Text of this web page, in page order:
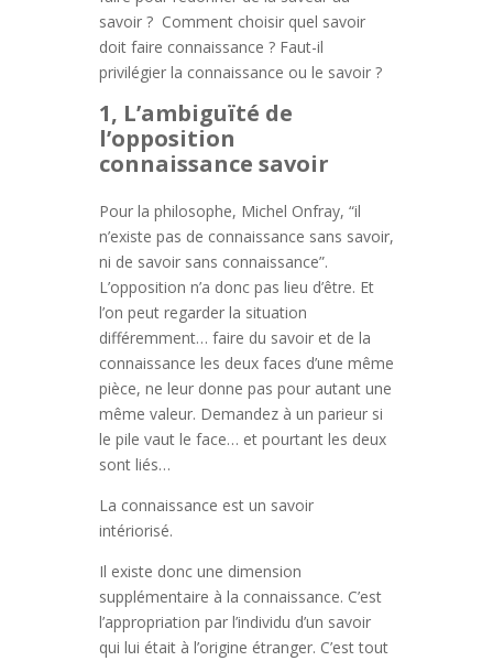
savoir ? Comment choisir quel savoir
doit faire connaissance ? Faut-il
privilégier la connaissance ou le savoir ?
1, L’ambiguïté de
l’opposition
connaissance savoir
Pour la philosophe, Michel Onfray, “il
n’existe pas de connaissance sans savoir,
ni de savoir sans connaissance”.
L’opposition n’a donc pas lieu d’être. Et
l’on peut regarder la situation
différemment… faire du savoir et de la
connaissance les deux faces d’une même
pièce, ne leur donne pas pour autant une
même valeur. Demandez à un parieur si
le pile vaut le face… et pourtant les deux
sont liés…
La connaissance est un savoir
intériorisé.
Il existe donc une dimension
supplémentaire à la connaissance. C’est
l’appropriation par l’individu d’un savoir
qui lui était à l’origine étranger. C’est tout